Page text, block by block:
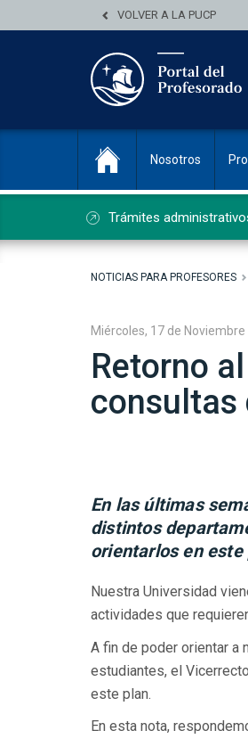
VOLVER A LA PUCP
Nosotros
Trámites
NOTICIAS PARA PROFESORES
Miércoles, 17 de Noviembre
Retorno
consultas
En las últimas
distintos
orientarlos en este
Nuestra Universidad
actividades que
A fin de poder orientar a
estudiantes, el
este plan.
En esta nota,